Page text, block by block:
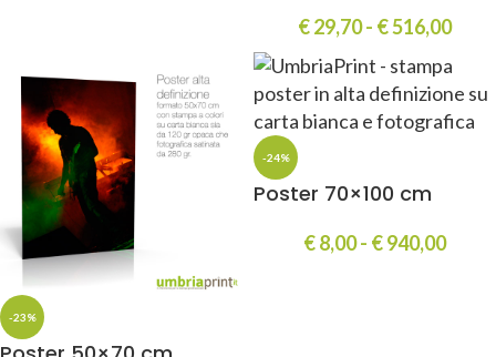
€29,70- €516,00
-23%
-24%
Poster 70×100 cm
€8,00- €940,00